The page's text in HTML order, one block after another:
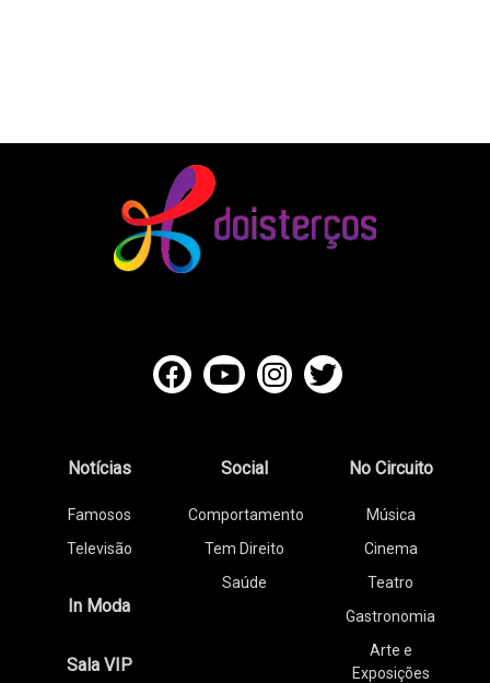
Notícias
Famosos
Televisão
In Moda
Sala VIP
Social
Comportamento
Tem Direito
Saúde
No Circuito
Música
Cinema
Teatro
Gastronomia
Arte e
Exposições